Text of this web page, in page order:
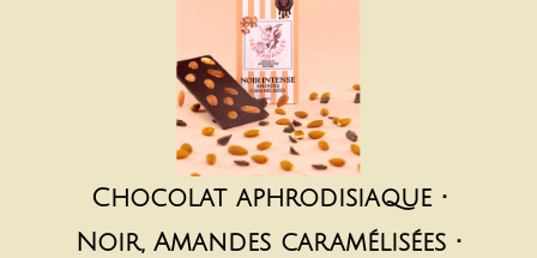
Chocolat aphrodisiaque •
Noir, Amandes caramélisées •